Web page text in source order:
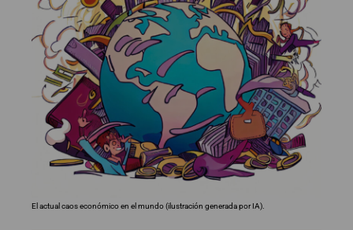
El actual caos económico en el mundo (ilustración generada por IA).